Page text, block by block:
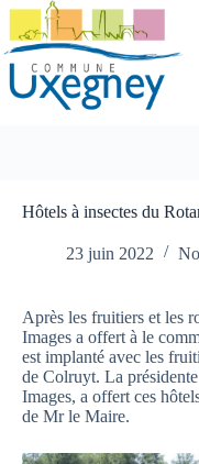
Passer
contenu
Hôtels à insectes du
23 juin 2022
Après les fruitiers et les
Images a offert à le
est implanté avec les
de Colruyt. La
Images, a offert ces
de Mr le Maire.